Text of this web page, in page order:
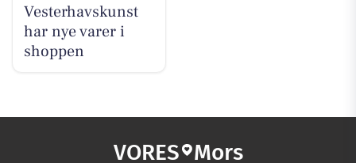
Vesterhavskunst
har nye varer i
shoppen
VORES Mors